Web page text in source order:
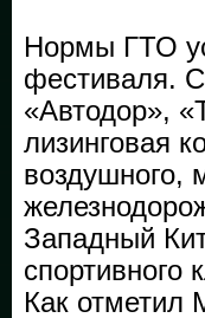
Нормы ГТО
фестиваля.
«Автодор»,
лизинговая
воздушного,
Западный
спортивного
Как отметил